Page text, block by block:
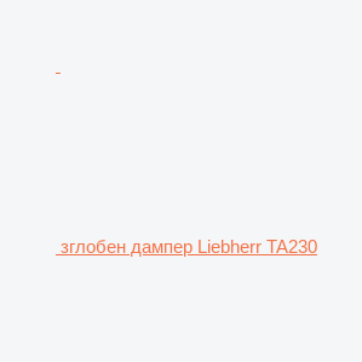
зглобен дампер Liebherr TA230